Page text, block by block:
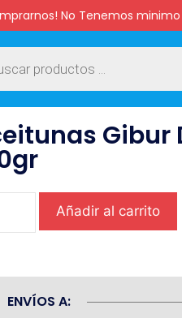
No Tenemos
Gibur
Añadir al carrito
ENVÍOS A: